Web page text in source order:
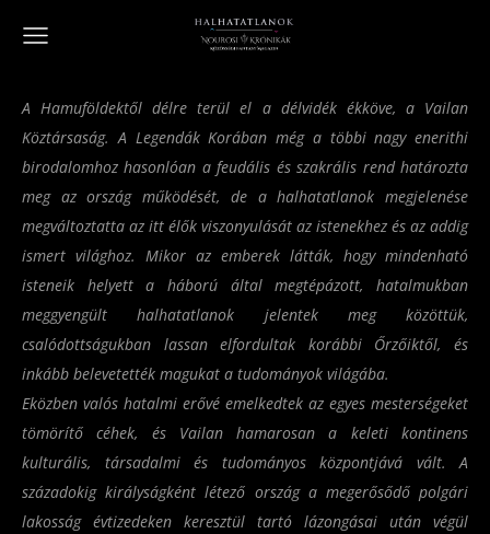
A Hamuföldektől délre terül el a délvidék ékköve, a Vailan
Köztársaság. A Legendák Korában még a többi nagy enerithi
birodalomhoz hasonlóan a feudális és szakrális rend határozta
meg az ország működését, de a halhatatlanok megjelenése
megváltoztatta az itt élők viszonyulását az istenekhez és az addig
ismert világhoz. Mikor az emberek látták, hogy mindenható
isteneik helyett a háború által megtépázott, hatalmukban
meggyengült halhatatlanok jelentek meg közöttük,
csalódottságukban lassan elfordultak korábbi Őrzőiktől, és
inkább belevetették magukat a tudományok világába.
Eközben valós hatalmi erővé emelkedtek az egyes mesterségeket
tömörítő céhek, és Vailan hamarosan a keleti kontinens
kulturális, társadalmi és tudományos központjává vált. A
századokig királyságként létező ország a megerősődő polgári
lakosság évtizedeken keresztül tartó lázongásai után végül